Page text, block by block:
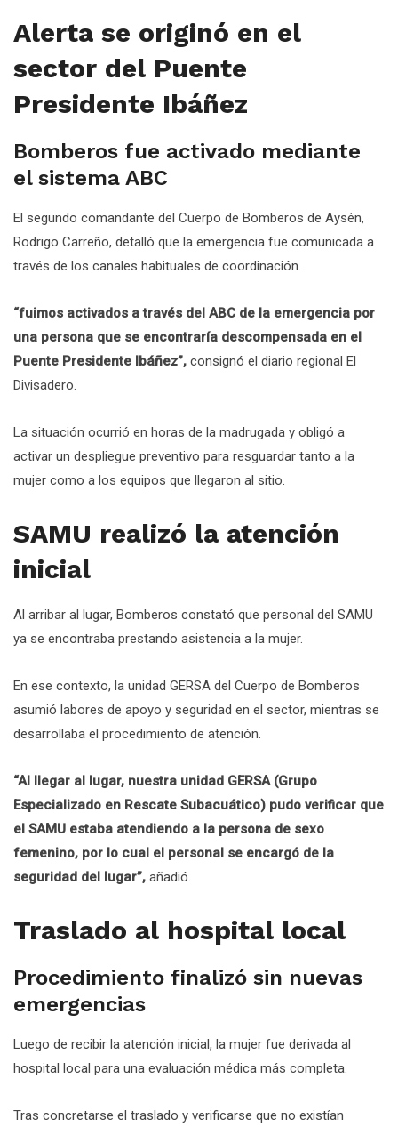
Alerta se originó en el
sector del Puente
Presidente Ibáñez
Bomberos fue activado mediante
el sistema ABC
El segundo comandante del Cuerpo de Bomberos de Aysén,
Rodrigo Carreño, detalló que la emergencia fue comunicada a
través de los canales habituales de coordinación.
“fuimos activados a través del ABC de la emergencia por
una persona que se encontraría descompensada en el
Puente Presidente Ibáñez”, consignó el diario regional El
Divisadero.
La situación ocurrió en horas de la madrugada y obligó a
activar un despliegue preventivo para resguardar tanto a la
mujer como a los equipos que llegaron al sitio.
SAMU realizó la atención
inicial
Al arribar al lugar, Bomberos constató que personal del SAMU
ya se encontraba prestando asistencia a la mujer.
En ese contexto, la unidad GERSA del Cuerpo de Bomberos
asumió labores de apoyo y seguridad en el sector, mientras se
desarrollaba el procedimiento de atención.
“Al llegar al lugar, nuestra unidad GERSA (Grupo
Especializado en Rescate Subacuático) pudo verificar que
el SAMU estaba atendiendo a la persona de sexo
femenino, por lo cual el personal se encargó de la
seguridad del lugar”, añadió.
Traslado al hospital local
Procedimiento finalizó sin nuevas
emergencias
Luego de recibir la atención inicial, la mujer fue derivada al
hospital local para una evaluación médica más completa.
Tras concretarse el traslado y verificarse que no existían